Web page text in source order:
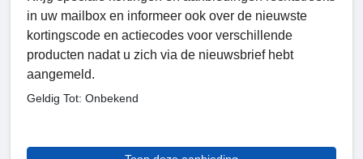
in uw mailbox en informeer ook over de nieuwste
kortingscode en actiecodes voor verschillende
producten nadat u zich via de nieuwsbrief hebt
aangemeld.
Geldig Tot: Onbekend